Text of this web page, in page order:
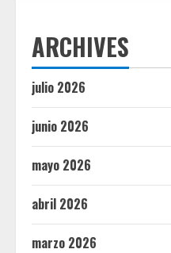
ARCHIVES
julio 2026
junio 2026
mayo 2026
abril 2026
marzo 2026